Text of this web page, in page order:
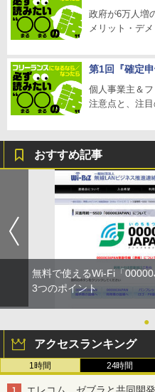
政府が6万人増
メリット・デメ
第1回『確定申
個人事業主＆
注意点と、注
おすすめ記事
無料で使えるWi-Fi「
3つのポイント
●
アクセスランキング
1時間 24時間